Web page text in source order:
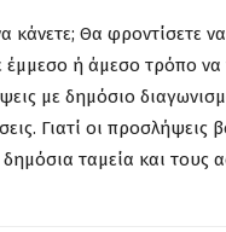
κάνετε; Θα φροντίσετε
έμμεσο ή άμεσο τρόπο
με δημόσιο
Γιατί οι προσλήψεις
ταμεία και τους